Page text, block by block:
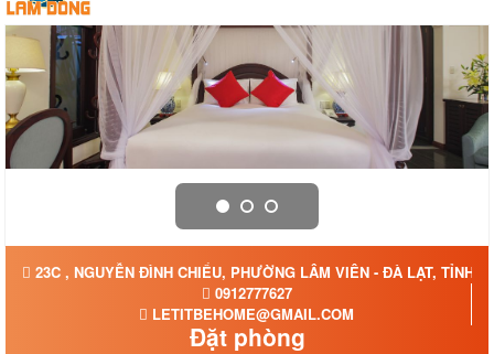
23C , NGUYỄN ĐÌNH CHIỂU, PHƯỜNG LÂM VIÊN - ĐÀ LẠT, TỈNH
0912777627
LETITBEHOME@GMAIL.COM
Đặt phòng